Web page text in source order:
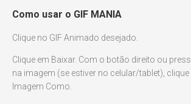
Como usar o GIF MANIA
Clique no GIF Animado desejado.
Clique em Baixar. Com o botão direito ou
na imagem (se estiver no celular/tablet),
Imagem Como.